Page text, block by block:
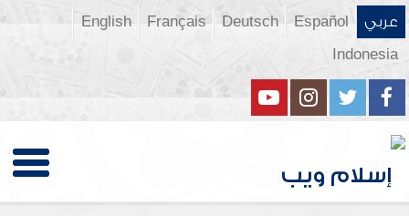
عربي Español
Deutsch
Français
English
Indonesia